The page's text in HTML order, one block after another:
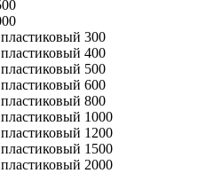
300
400
500
600
800
1000
1200
1500
2000